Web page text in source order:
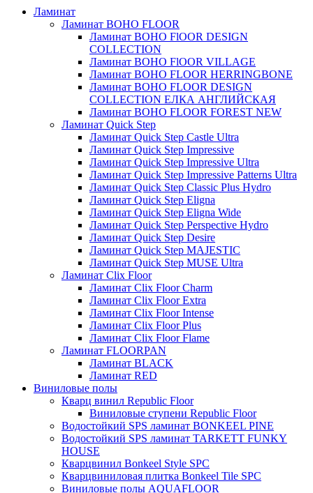
Ламинат
Ламинат BOHO FLOOR
Ламинат BOHO FlOOR DESIGN
COLLECTION
Ламинат BOHO FlOOR VILLAGE
Ламинат BOHO FLOOR HERRINGBONE
Ламинат BOHO FLOOR DESIGN
COLLECTION ЕЛКА АНГЛИЙСКАЯ
Ламинат BOHO FLOOR FOREST NEW
Ламинат Quick Step
Ламинат Quick Step Castle Ultra
Ламинат Quick Step Impressive
Ламинат Quick Step Impressive Ultra
Ламинат Quick Step Impressive Patterns Ultra
Ламинат Quick Step Classic Plus Hydro
Ламинат Quick Step Eligna
Ламинат Quick Step Eligna Wide
Ламинат Quick Step Perspective Hydro
Ламинат Quick Step Desire
Ламинат Quick Step MAJESTIC
Ламинат Quick Step MUSE Ultra
Ламинат Clix Floor
Ламинат Clix Floor Charm
Ламинат Clix Floor Extra
Ламинат Clix Floor Intense
Ламинат Clix Floor Plus
Ламинат Clix Floor Flame
Ламинат FLOORPAN
Ламинат BLACK
Ламинат RED
Виниловые полы
Кварц винил Republic Floor
Виниловые ступени Republic Floor
Водостойкий SPS ламинат BONKEEL PINE
Водостойкий SPS ламинат TARKETT FUNKY
HOUSE
Кварцвинил Bonkeel Style SPC
Кварцвиниловая плитка Bonkeel Tile SPC
Виниловые полы AQUAFLOOR